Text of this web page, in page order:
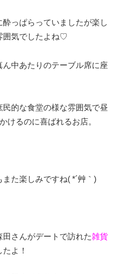
っぱらっていましたが楽し
囲気でしたよね♡
中あたりのテーブル席に座
的な食堂の様な雰囲気で昼
けるのに喜ばれるお店。
た楽しみですね( *´艸｀)
さんがデートで訪れた雑貨
よ！